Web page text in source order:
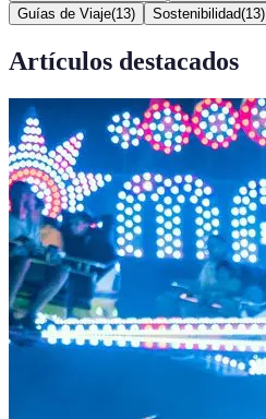
Guías de Viaje(13) Sostenibilidad(13)
Artículos destacados